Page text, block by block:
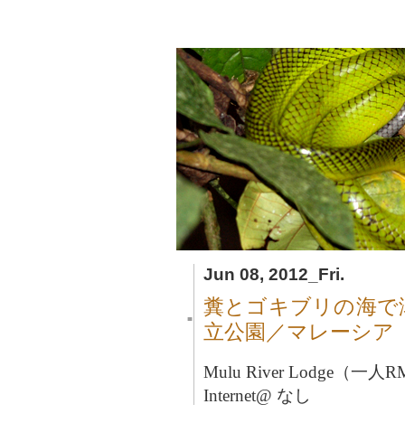
Jun 08, 2012_Fri.
■
糞とゴキブリの海
立公園／マレーシア
Mulu River Lodge（一人
Internet@ なし